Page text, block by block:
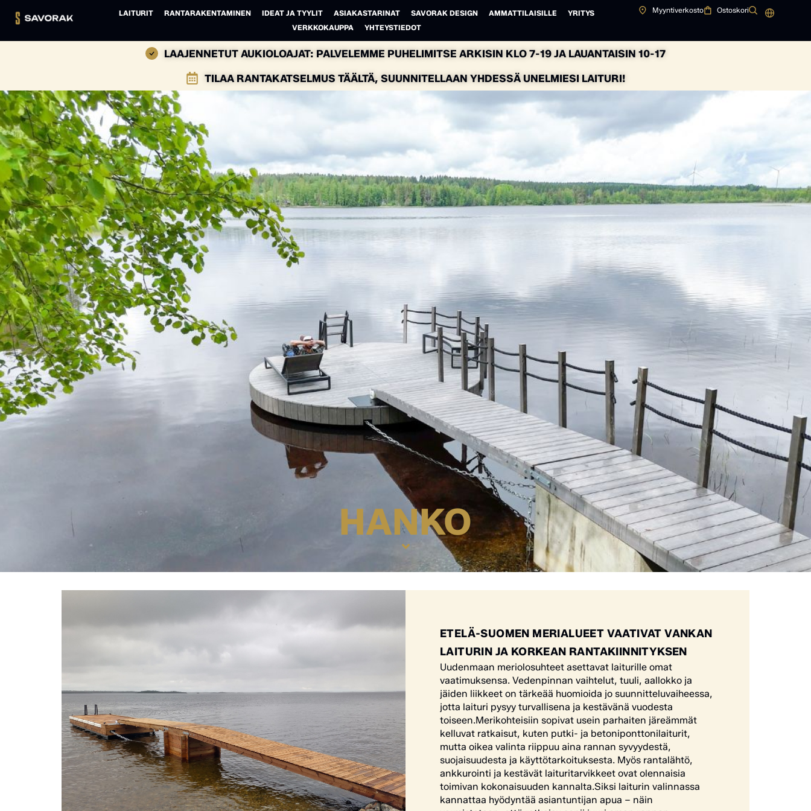
LAITURIT RANTARAKENTAMINEN IDEAT JA TYYLIT ASIAKASTARINAT SAVORAK DESIGN AMMATTILAISILLE
YRITYS
VERKKOKAUPPA
YHTEYSTIEDOT
Myyntiverkosto Ostoskori
LAAJENNETUT AUKIOLOAJAT: PALVELEMME PUHELIMITSE ARKISIN KLO 7-19 JA LAUANTAISIN 10-17
TILAA RANTAKATSELMUS TÄÄLTÄ, SUUNNITELLAAN YHDESSÄ UNELMIESI LAITURI!
HANKO
ETELÄ-SUOMEN MERIALUEET VAATIVAT VANKAN
LAITURIN JA KORKEAN RANTAKIINNITYKSEN
Uudenmaan meriolosuhteet asettavat laiturille omat
vaatimuksensa. Vedenpinnan vaihtelut, tuuli, aallokko ja
jäiden liikkeet on tärkeää huomioida jo suunnitteluvaiheessa,
jotta laituri pysyy turvallisena ja kestävänä vuodesta
toiseen.Merikohteisiin sopivat usein parhaiten järeämmät
kelluvat ratkaisut, kuten putki- ja betoniponttonilaiturit,
mutta oikea valinta riippuu aina rannan syvyydestä,
suojaisuudesta ja käyttötarkoituksesta. Myös rantalähtö,
ankkurointi ja kestävät laituritarvikkeet ovat olennaisia
toimivan kokonaisuuden kannalta.Siksi laiturin valinnassa
kannattaa hyödyntää asiantuntijan apua – näin